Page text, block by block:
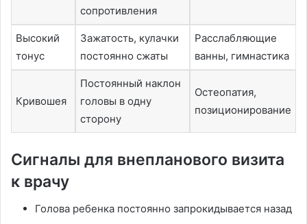
сопротивления
Высокий
тонус
Зажатость, кулачки
постоянно сжаты
Расслабляющие
ванны, гимнастика
Кривошея
Постоянный наклон
головы в одну
сторону
Остеопатия,
позиционирование
Сигналы для внепланового визита
к врачу
Голова ребенка постоянно запрокидывается назад